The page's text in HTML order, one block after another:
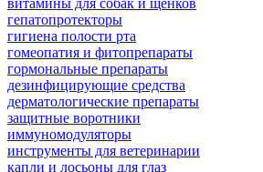
витамины для собак и щенков
гепатопротекторы
гигиена полости рта
гомеопатия и фитопрепараты
гормональные препараты
дезинфицирующие средства
дерматологические препараты
защитные воротники
иммуномодуляторы
инструменты для ветеринарии
капли и лосьоны для глаз